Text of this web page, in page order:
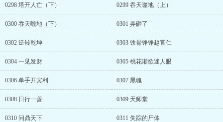
0298 塔开人亡（下） 0299 吞天噬地（上）
0300 吞天噬地（下） 0301 弄砸了
0302 逆转乾坤 0303 铁骨铮铮赵官仁
0304 一见发财 0305 桃花渐欲迷人眼
0306 单手开宾利 0307 黑魂
0308 日行一善 0309 天师堂
0310 问鼎天下 0311 失踪的尸体